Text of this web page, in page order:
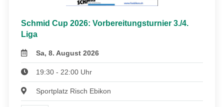
Schmid Cup 2026: Vorbereitungsturnier 3./4.
Liga
Sa, 8. August 2026
19:30 - 22:00 Uhr
Sportplatz Risch Ebikon